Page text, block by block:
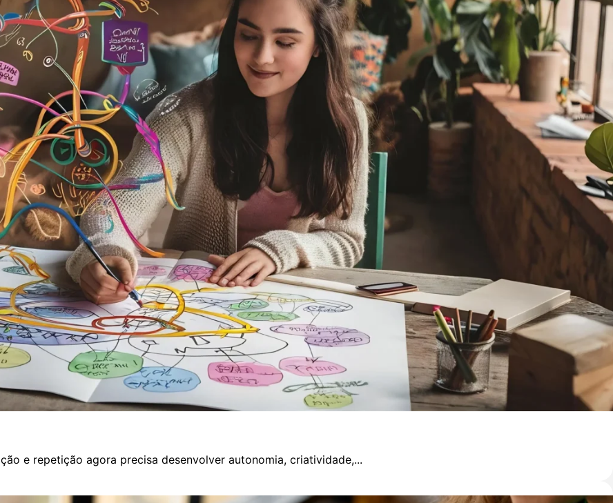
e repetição agora precisa desenvolver autonomia, criatividade,...